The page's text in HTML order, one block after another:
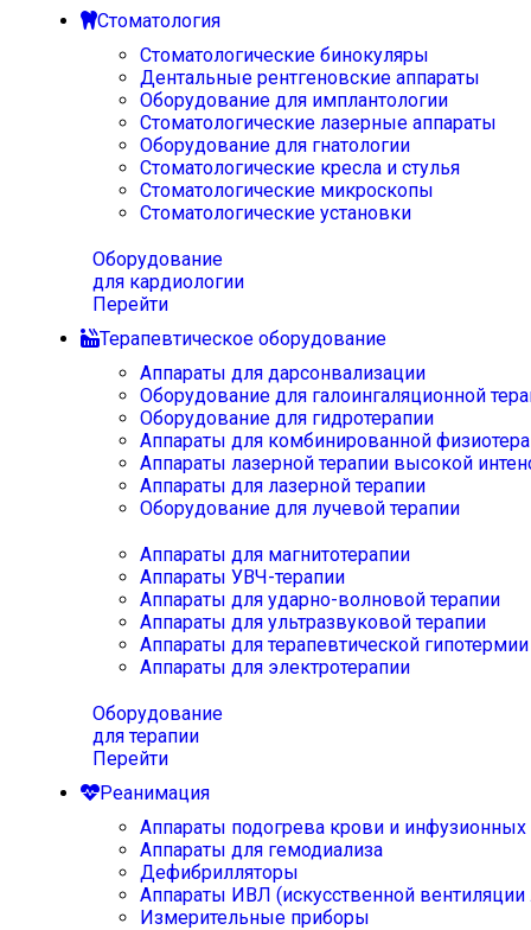
Стоматология
Стоматологические бинокуляры
Дентальные рентгеновские аппараты
Оборудование для имплантологии
Стоматологические лазерные аппараты
Оборудование для гнатологии
Стоматологические кресла и стулья
Стоматологические микроскопы
Стоматологические установки
Оборудование
для кардиологии
Перейти
Терапевтическое оборудование
Аппараты для дарсонвализации
Оборудование для галоингаляционной
Оборудование для гидротерапии
Аппараты для комбинированной
Аппараты лазерной терапии высокой
Аппараты для лазерной терапии
Оборудование для лучевой терапии
Аппараты для магнитотерапии
Аппараты УВЧ-терапии
Аппараты для ударно-волновой терапии
Аппараты для ультразвуковой терапии
Аппараты для терапевтической
Аппараты для электротерапии
Оборудование
для терапии
Перейти
Реанимация
Аппараты подогрева крови и инфузионных
Аппараты для гемодиализа
Дефибрилляторы
Аппараты ИВЛ (искусственной вентиляции
Измерительные приборы